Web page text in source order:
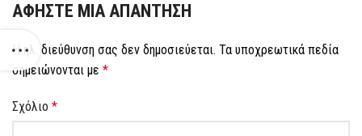
ΑΦΉΣΤΕ ΜΙΑ ΑΠΆΝΤΗΣΗ
Η ηλ. διεύθυνση σας δεν δημοσιεύεται. Τα υποχρεωτικά πεδία
σημειώνονται με *
Σχόλιο *